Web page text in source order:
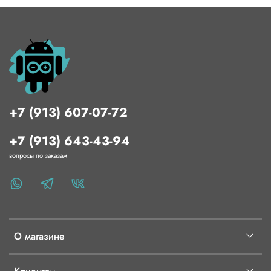
С помощью принтера изготавливаемые детали стали
еще лучше. Можно включить функцию линейного
перемещения в прошивке Marlin, благодаря которой
детали будут плавнее. Также с принтером могут
работать даже новички;
Оснащен функцией автоматического выравнивания;
Интерфейс понятен даже новичкам, поэтому
имеет удобный дисплей и ручки.
О магазине
+7 (913) 607-07-72
+7 (913) 643-43-94
вопросы по заказам